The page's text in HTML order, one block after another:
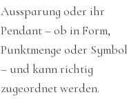
Aussparung oder ihr
Pendant – ob in Form,
Punktmenge oder Symbol
– und kann richtig
zugeordnet werden.